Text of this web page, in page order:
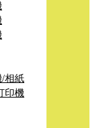
/相紙
印機